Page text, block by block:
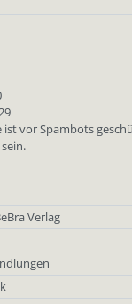
ist vor Spambots
Verlag